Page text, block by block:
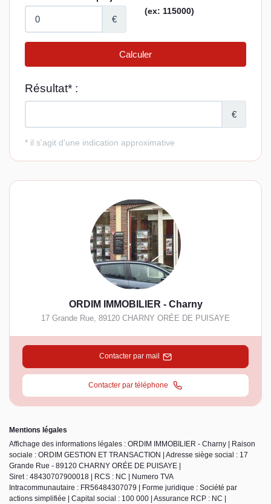
ORDIM IMMOBILIER - Charny
17 Grande Rue, 89120 CHARNY ORÉE DE PUISAYE
Contacter par mail
Contacter par téléphone
Mentions légales
Affichage des informations légales : ORDIM IMMOBILIER - Charny | Raison
sociale : ORDIM GESTION ET TRANSACTION | Adresse siège social : 17
Grande Rue - 89120 CHARNY ORÉE DE PUISAYE |
Siret : 48430707900018 | RCS : NC | Numero TVA
Intracommunautaire : FR56484307079 | Forme juridique : Société par
actions simplifiée | Capital social : 100 000 | Assurance RCP : NC |